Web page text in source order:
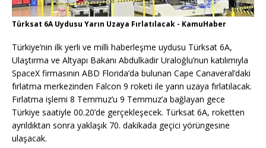
Türksat 6A Uydusu Yarın Uzaya Fırlatılacak - KamuHaber
Türkiye’nin ilk yerli ve milli haberleşme uydusu Türksat 6A,
Ulaştırma ve Altyapı Bakanı Abdulkadir Uraloğlu’nun katılımıyla
SpaceX firmasının ABD Florida’da bulunan Cape Canaveral’daki
fırlatma merkezinden Falcon 9 roketi ile yarın uzaya fırlatılacak.
Fırlatma işlemi 8 Temmuz’u 9 Temmuz’a bağlayan gece
Türkiye saatiyle 00.20’de gerçekleşecek. Türksat 6A, roketten
ayrıldıktan sonra yaklaşık 70. dakikada geçici yörüngesine
ulaşacak.